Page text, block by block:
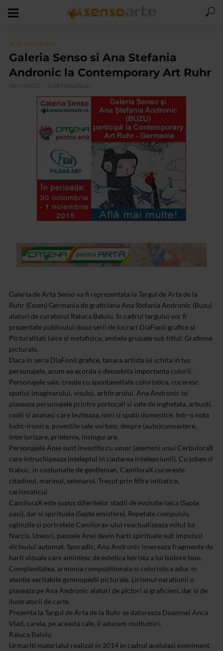
ALTE MATERIALE
Galeria Senso si Ana Stefania
Andronic la Contemporary Art Ruhr
28/10/2015 1.085 vizualizari
Galeria de Arta Senso va fi reprezentata la Targul de Arta de la
Ruhr (Essen) Germania de graficiana Ana Stefania Andronic (Buzu)
alaturi de curatorul Raluca Baloiu. In cadrul targului vor fi
prezentate publicului doua serii de lucrari DiaFonii grafice si
Picturalitati laice si metafizice, ambele grupate sub titlul: Grafisme
picturale.
Daca in seria DiaFonii grafice, tanara artista isi schita in tus
personajele, acum ea acorda o deosebita importanta culorii.
Personajele sale, create cu spontaneitate coloristica, cuceresc
spatiul imaginarului, visului, arbitrarului. Ana Andronic isi
plaseaza personajele printre portocali si vafe de inghetata, arbusti,
rodii si ananasi care leviteaza, nori si spatii domestice. Intr-o nota
ludic-ironica, povestile sale vorbesc despre (auto)cunoastere,
interiorizare, prietenie, insingurare.
Personajele Anei sunt investite cu umor (asemeni unui CerbuloraX
care intruchipeaza inteleptul in cautarea intelepciunii). Cu joben si
trabuc, in costumatie de gentleman, CamiloraX cucereste
citadinul, marinul, selenarul. Trecut prin filtre initiatice,
carismaticul
CamiloraX este supus diferitelor stadii de evolutie laica (Sapte
pasi), dar si spirituala (Sapte emisfere). Repetate compulsiv,
oglinzile si portretele Camilorax-ului reactualizeaza mitul lui
Narcis. Uneori, panzele Anei devin harti spirituale sub impulsul
dicteului automat. Sporadic, Ana Andronic insereaza fragmente de
harti vizuale care amintesc de estetica letrista a lui Isidore Isou.
Complexitatea, armonia compozitionala si coloristica aduc in
atentie veritabile gymnopédii picturale. Lirismul naratiunii o
plaseaza pe Ana Andronic alaturi de pictori si graficieni, dar si de
ilustratorii de carte.
Prezenta la Targul de Arta de la Ruhr se datoreaza Doamnei Anca
Vlad, careia, pe aceasta cale, ii aducem multumiri.
Raluca Baloiu
Urmariti materialul realizat in 2014 in cadrul aceluiasi eveniment.